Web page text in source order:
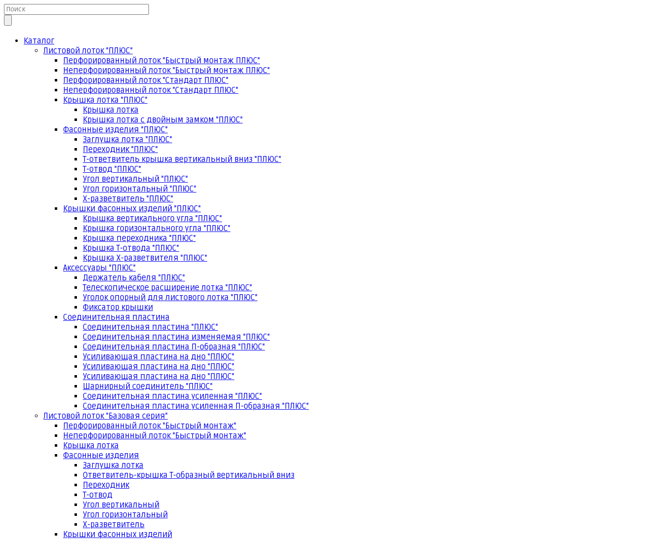
Каталог
Листовой лоток "ПЛЮС"
Перфорированный лоток "Быстрый монтаж ПЛЮС"
Неперфорированный лоток "Быстрый монтаж ПЛЮС"
Перфорированный лоток "Стандарт ПЛЮС"
Неперфорированный лоток "Стандарт ПЛЮС"
Крышка лотка "ПЛЮС"
Крышка лотка
Крышка лотка с двойным замком "ПЛЮС"
Фасонные изделия "ПЛЮС"
Заглушка лотка "ПЛЮС"
Переходник "ПЛЮС"
Т-ответвитель крышка вертикальный вниз "ПЛЮС"
Т-отвод "ПЛЮС"
Угол вертикальный "ПЛЮС"
Угол горизонтальный "ПЛЮС"
Х-разветвитель "ПЛЮС"
Крышки фасонных изделий "ПЛЮС"
Крышка вертикального угла "ПЛЮС"
Крышка горизонтального угла "ПЛЮС"
Крышка переходника "ПЛЮС"
Крышка Т-отвода "ПЛЮС"
Крышка Х-разветвителя "ПЛЮС"
Аксессуары "ПЛЮС"
Держатель кабеля "ПЛЮС"
Телескопическое расширение лотка "ПЛЮС"
Уголок опорный для листового лотка "ПЛЮС"
Фиксатор крышки
Соединительная пластина
Соединительная пластина "ПЛЮС"
Соединительная пластина изменяемая "ПЛЮС"
Соединительная пластина П-образная "ПЛЮС"
Усиливающая пластина на дно "ПЛЮС"
Усиливающая пластина на дно "ПЛЮС"
Усиливающая пластина на дно "ПЛЮС"
Шарнирный соединитель "ПЛЮС"
Соединительная пластина усиленная "ПЛЮС"
Соединительная пластина усиленная П-образная "ПЛЮС"
Листовой лоток "Базовая серия"
Перфорированный лоток "Быстрый монтаж"
Неперфорированный лоток "Быстрый монтаж"
Крышка лотка
Фасонные изделия
Заглушка лотка
Ответвитель-крышка Т-образный вертикальный вниз
Переходник
Т-отвод
Угол вертикальный
Угол горизонтальный
Х-разветвитель
Крышки фасонных изделий